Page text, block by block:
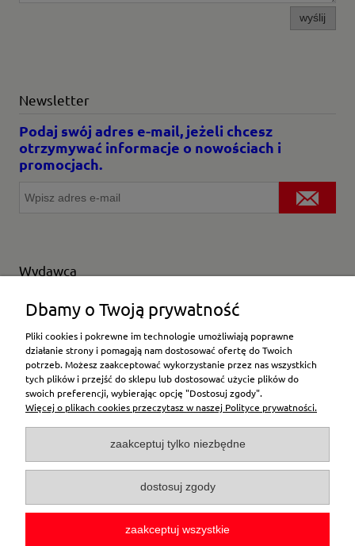
wyślij
Newsletter
Podaj swój adres e-mail, jeżeli chcesz
otrzymywać informacje o nowościach i
promocjach.
Wydawca
Wybierz producenta
Moje konto
Płatności i dostawa
Pomoc
O firmie
Dbamy o Twoją prywatność
Pliki cookies i pokrewne im technologie umożliwiają poprawne
działanie strony i pomagają nam dostosować ofertę do Twoich
potrzeb. Możesz zaakceptować wykorzystanie przez nas wszystkich
tych plików i przejść do sklepu lub dostosować użycie plików do
swoich preferencji, wybierając opcję "Dostosuj zgody".
Więcej o plikach cookies przeczytasz w naszej Polityce prywatności.
zaakceptuj tylko niezbędne
dostosuj zgody
zaakceptuj wszystkie